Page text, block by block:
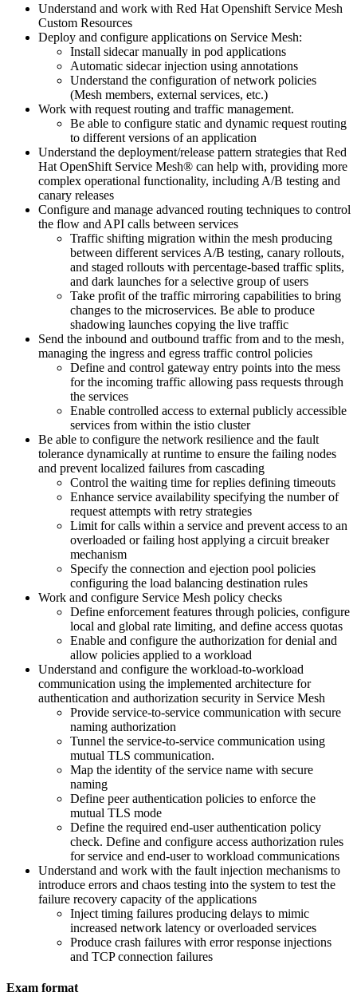
Understand and work with Red Hat Openshift Service Mesh
Custom Resources
Deploy and configure applications on Service Mesh:
Install sidecar manually in pod applications
Automatic sidecar injection using annotations
Understand the configuration of network policies
(Mesh members, external services, etc.)
Work with request routing and traffic management.
Be able to configure static and dynamic request routing
to different versions of an application
Understand the deployment/release pattern strategies that Red
Hat OpenShift Service Mesh® can help with, providing more
complex operational functionality, including A/B testing and
canary releases
Configure and manage advanced routing techniques to control
the flow and API calls between services
Traffic shifting migration within the mesh producing
between different services A/B testing, canary rollouts,
and staged rollouts with percentage-based traffic splits,
and dark launches for a selective group of users
Take profit of the traffic mirroring capabilities to bring
changes to the microservices. Be able to produce
shadowing launches copying the live traffic
Send the inbound and outbound traffic from and to the mesh,
managing the ingress and egress traffic control policies
Define and control gateway entry points into the mess
for the incoming traffic allowing pass requests through
the services
Enable controlled access to external publicly accessible
services from within the istio cluster
Be able to configure the network resilience and the fault
tolerance dynamically at runtime to ensure the failing nodes
and prevent localized failures from cascading
Control the waiting time for replies defining timeouts
Enhance service availability specifying the number of
request attempts with retry strategies
Limit for calls within a service and prevent access to an
overloaded or failing host applying a circuit breaker
mechanism
Specify the connection and ejection pool policies
configuring the load balancing destination rules
Work and configure Service Mesh policy checks
Define enforcement features through policies, configure
local and global rate limiting, and define access quotas
Enable and configure the authorization for denial and
allow policies applied to a workload
Understand and configure the workload-to-workload
communication using the implemented architecture for
authentication and authorization security in Service Mesh
Provide service-to-service communication with secure
naming authorization
Tunnel the service-to-service communication using
mutual TLS communication.
Map the identity of the service name with secure
naming
Define peer authentication policies to enforce the
mutual TLS mode
Define the required end-user authentication policy
check. Define and configure access authorization rules
for service and end-user to workload communications
Understand and work with the fault injection mechanisms to
introduce errors and chaos testing into the system to test the
failure recovery capacity of the applications
Inject timing failures producing delays to mimic
increased network latency or overloaded services
Produce crash failures with error response injections
and TCP connection failures
Exam format